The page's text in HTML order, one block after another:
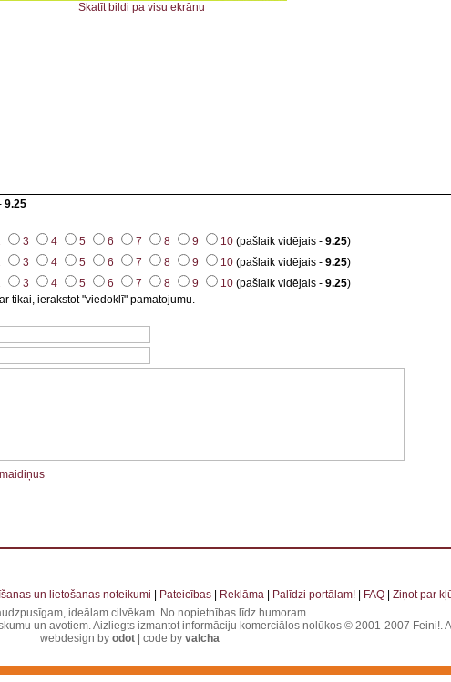
Skatīt bildi pa visu ekrānu
9.25
3 4 5 6 7 8 9 10 (pašlaik vidējais - 9.25)
3 4 5 6 7 8 9 10 (pašlaik vidējais - 9.25)
3 4 5 6 7 8 9 10 (pašlaik vidējais - 9.25)
tikai, ierakstot "viedoklī" pamatojumu.
un lietošanas noteikumi Pateicības Reklāma Palīdzi portālam! FAQ
Ziņot par
ideālam cilvēkam. No nopietnības līdz humoram.
un avotiem. Aizliegts izmantot informāciju komerciālos nolūkos © 2001-2007 Feini!.
webdesign by odot | code by valcha